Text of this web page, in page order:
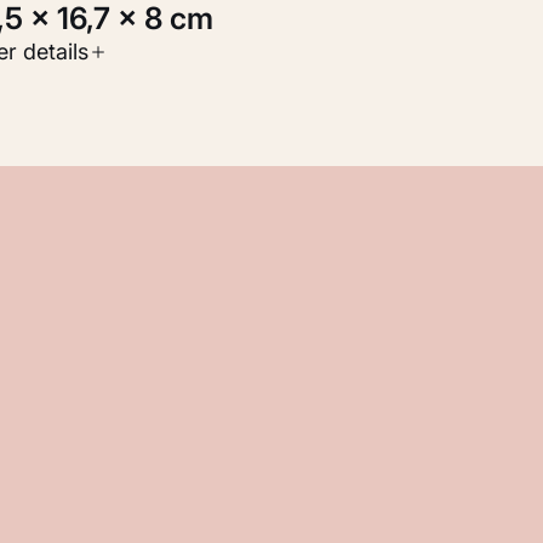
× 16,7 × 8 cm
werk
details